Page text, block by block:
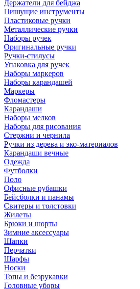
Держатели для бейджа
Пишущие инструменты
Пластиковые ручки
Металлические ручки
Наборы ручек
Оригинальные ручки
Ручки-стилусы
Упаковка для ручек
Наборы маркеров
Наборы карандашей
Маркеры
Фломастеры
Карандаши
Наборы мелков
Наборы для рисования
Стержни и чернила
Ручки из дерева и эко-материалов
Карандаши вечные
Одежда
Футболки
Поло
Офисные рубашки
Бейсболки и панамы
Свитеры и толстовки
Жилеты
Брюки и шорты
Зимние аксессуары
Шапки
Перчатки
Шарфы
Носки
Топы и безрукавки
Головные уборы